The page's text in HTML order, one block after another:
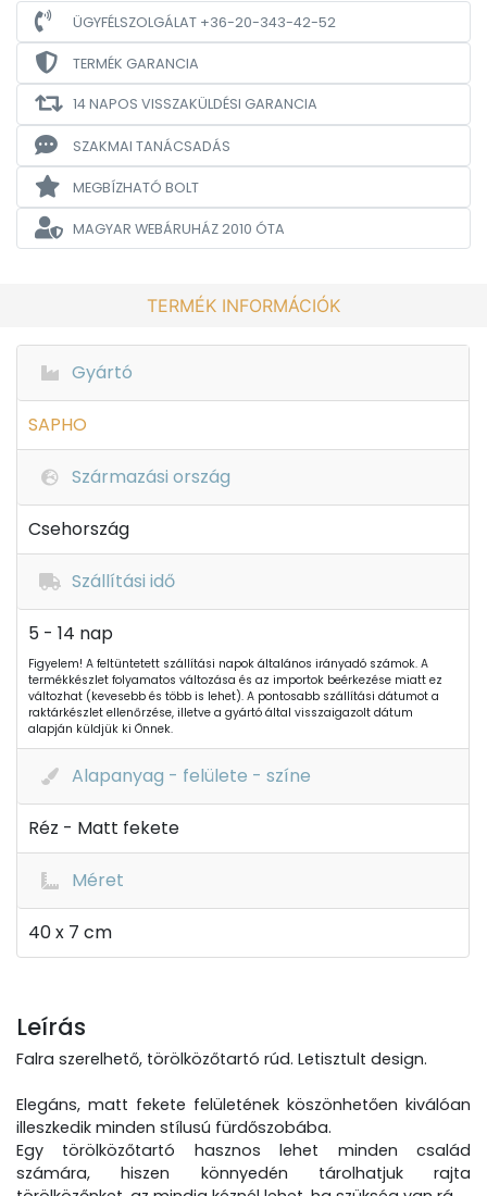
ÜGYFÉLSZOLGÁLAT +36-20-343-42-52
TERMÉK GARANCIA
14 NAPOS VISSZAKÜLDÉSI GARANCIA
SZAKMAI TANÁCSADÁS
MEGBÍZHATÓ BOLT
MAGYAR WEBÁRUHÁZ2010 ÓTA
TERMÉK INFORMÁCIÓK
Gyártó
SAPHO
Származási ország
Csehország
Szállítási idő
5 - 14 nap
Figyelem! A feltüntetett szállítási napok általános irányadó számok. A
termékkészlet folyamatos változása és az importok beérkezése miatt ez
változhat (kevesebb és több is lehet). A pontosabb szállítási dátumot a
raktárkészlet ellenőrzése, illetve a gyártó által visszaigazolt dátum
alapján küldjük ki Önnek.
Alapanyag - felülete - színe
Réz - Matt fekete
Méret
40 x 7 cm
Leírás
Falra szerelhető, törölközőtartó rúd. Letisztult design.
Elegáns, matt fekete felületének köszönhetően kiválóan
illeszkedik minden stílusú fürdőszobába.
Egy törölközőtartó hasznos lehet minden család
számára, hiszen könnyedén tárolhatjuk rajta